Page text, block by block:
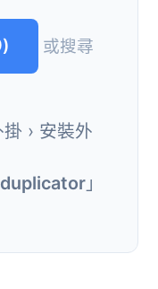
或搜尋
› 安裝外
」